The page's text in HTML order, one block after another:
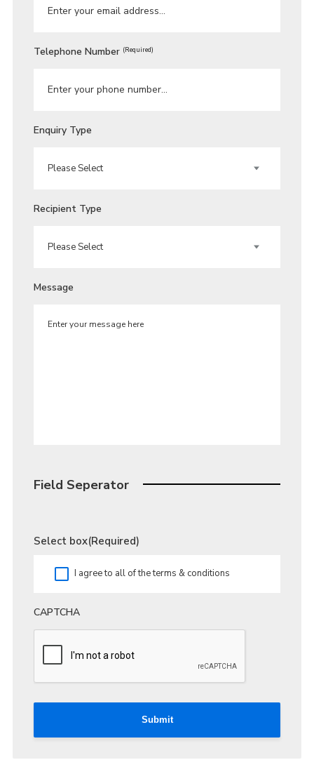
Telephone Number (Required)
Enquiry Type
Recipient Type
Message
Field Seperator
Select box(Required)
I agree to all of the terms & conditions
CAPTCHA
Submit